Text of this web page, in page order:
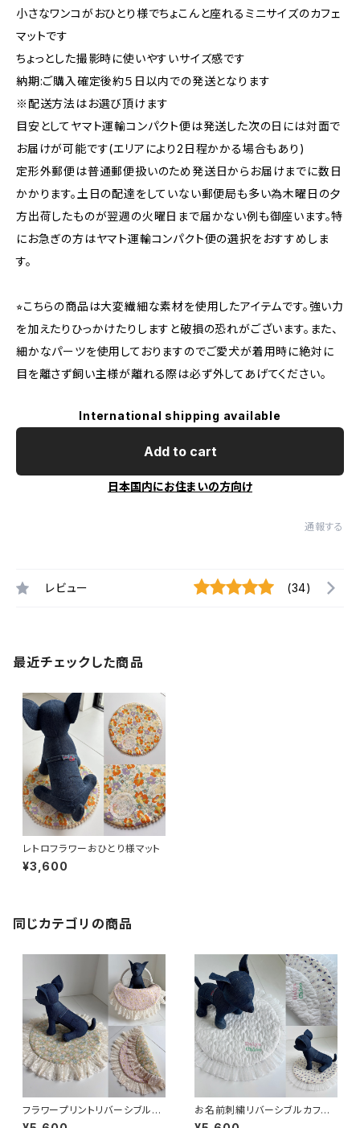
小さなワンコがおひとり様でちょこんと座れるミニサイズのカフェ
マットです
ちょっとした撮影時に使いやすいサイズ感です
納期:ご購入確定後約５日以内での発送となります
※配送方法はお選び頂けます
目安としてヤマト運輸コンパクト便は発送した次の日には対面で
お届けが可能です(エリアにより2日程かかる場合もあり)
定形外郵便は普通郵便扱いのため発送日からお届けまでに数日
かかります。土日の配達をしていない郵便局も多い為木曜日の夕
方出荷したものが翌週の火曜日まで届かない例も御座います。特
にお急ぎの方はヤマト運輸コンパクト便の選択をおすすめしま
す。
⭐︎こちらの商品は大変繊細な素材を使用したアイテムです。強い力
を加えたりひっかけたりしますと破損の恐れがございます。また、
細かなパーツを使用しておりますのでご愛犬が着用時に絶対に
目を離さず飼い主様が離れる際は必ず外してあげてください。
International shipping available
Add to cart
日本国内にお住まいの方向け
通報する
レビュー (34)
最近チェックした商品
レトロフラワーおひとり様マット
¥3,600
同じカテゴリの商品
フラワープリントリバーシブルカ
フェマット
お名前刺繍リバーシブルカフェ
マット